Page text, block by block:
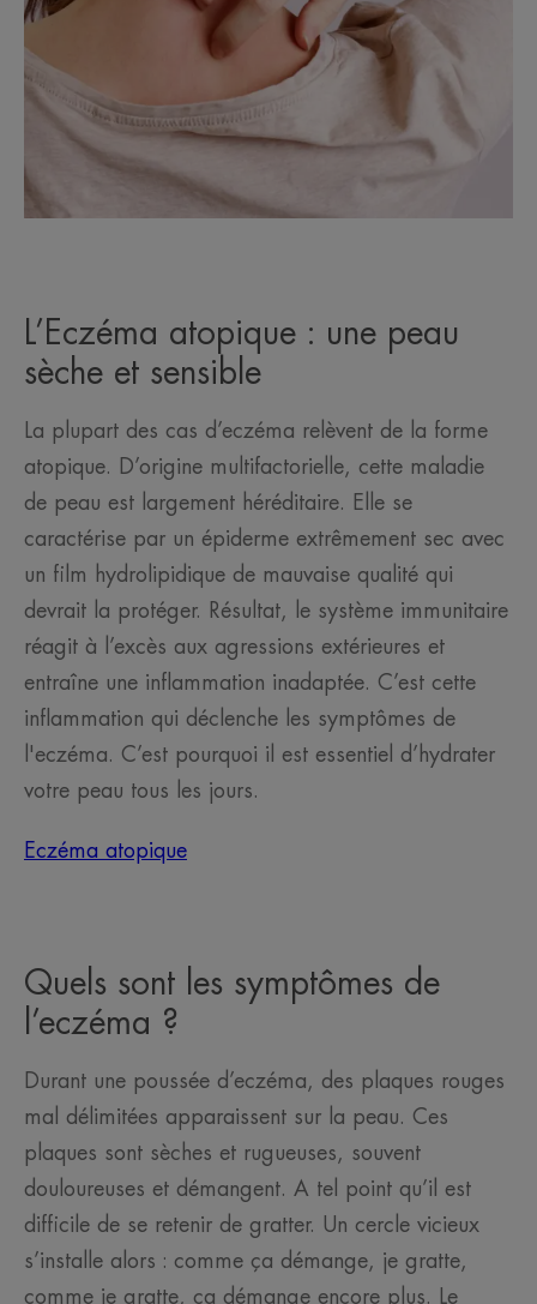
L’Eczéma atopique : une peau
sèche et sensible
La plupart des cas d’eczéma relèvent de la forme
atopique. D’origine multifactorielle, cette maladie
de peau est largement héréditaire. Elle se
caractérise par un épiderme extrêmement sec avec
un film hydrolipidique de mauvaise qualité qui
devrait la protéger. Résultat, le système immunitaire
réagit à l’excès aux agressions extérieures et
entraîne une inflammation inadaptée. C’est cette
inflammation qui déclenche les symptômes de
l'eczéma. C’est pourquoi il est essentiel d’hydrater
votre peau tous les jours.
Eczéma atopique
Quels sont les symptômes de
l’eczéma ?
Durant une poussée d’eczéma, des plaques rouges
mal délimitées apparaissent sur la peau. Ces
plaques sont sèches et rugueuses, souvent
douloureuses et démangent. A tel point qu’il est
difficile de se retenir de gratter. Un cercle vicieux
s’installe alors : comme ça démange, je gratte,
comme je gratte, ça démange encore plus. Le